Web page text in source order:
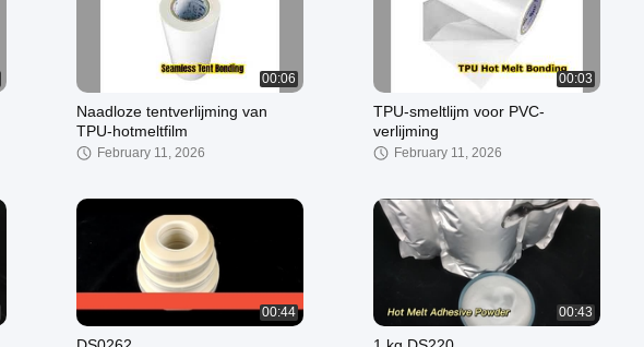
00:06
Naadloze tentverlijming van
TPU-hotmeltfilm
February 11, 2026
00:03
TPU-smeltlijm voor PVC-
verlijming
February 11, 2026
00:44 00:43